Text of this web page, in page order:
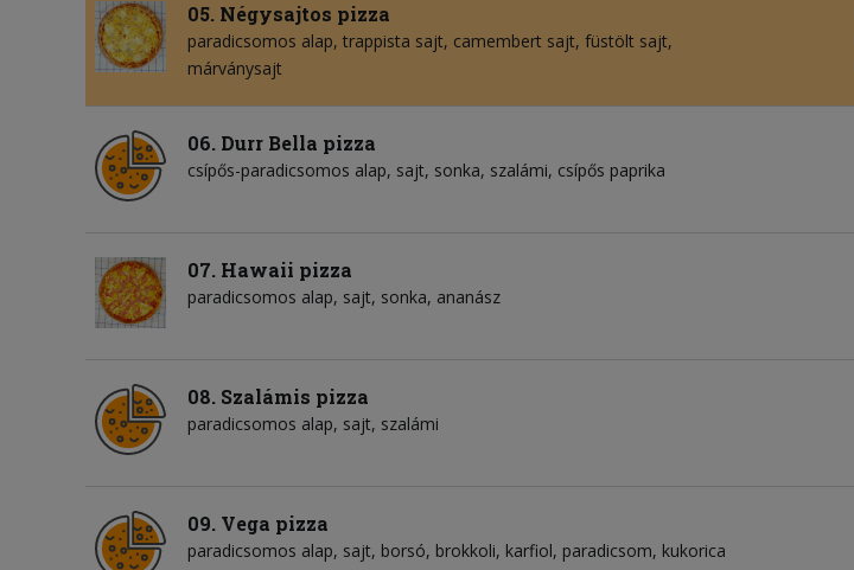
05. Négysajtos pizza
paradicsomos alap trappista sajt camembert sajt füstölt sajt
márványsajt
06. Durr Bella pizza
csípős-paradicsomos alap sajt sonka szalámi csípős paprika
07. Hawaii pizza
paradicsomos alap sajt sonka ananász
08. Szalámis pizza
paradicsomos alap sajt szalámi
09. Vega pizza
paradicsomos alap sajt borsó brokkoli karfiol paradicsom kukorica